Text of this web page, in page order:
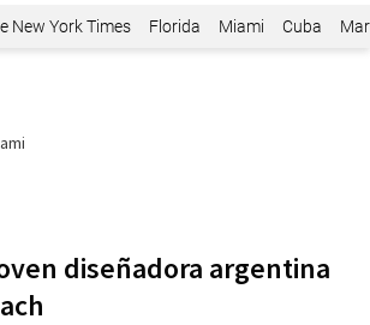
New York Times Florida Miami Cuba
diseñadora argentina